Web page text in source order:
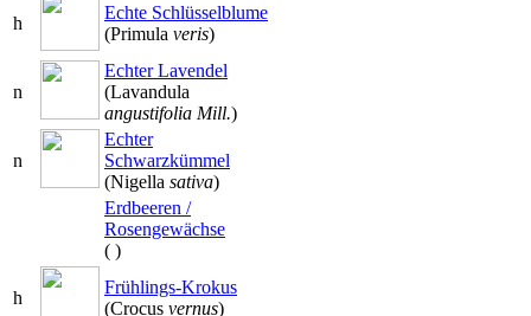
h
Echte Schlüsselblume
(Primula veris)
n
Echter Lavendel
(Lavandula
angustifolia Mill.)
n
Echter
Schwarzkümmel
(Nigella sativa)
Erdbeeren /
Rosengewächse
( )
h
Frühlings-Krokus
(Crocus vernus)